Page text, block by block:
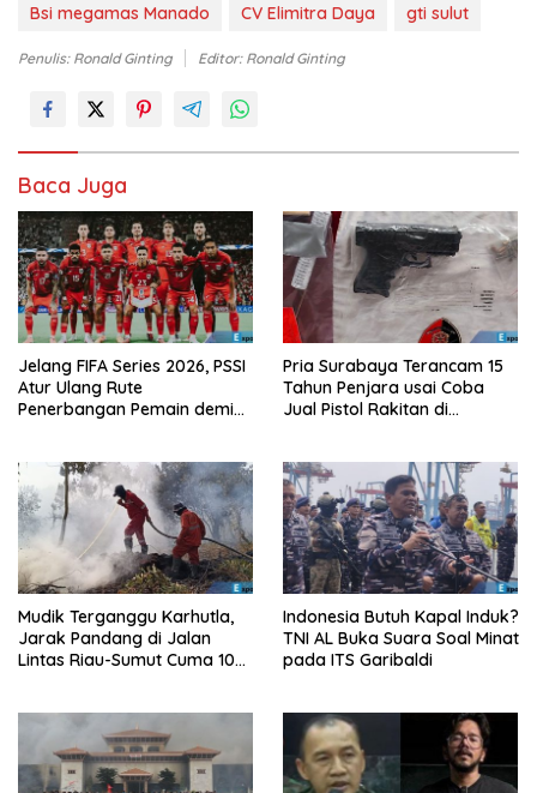
Bsi megamas Manado CV Elimitra Daya gti sulut
Penulis: Ronald Ginting Editor: Ronald Ginting
Baca Juga
Jelang FIFA Series 2026, PSSI
Atur Ulang Rute
Penerbangan Pemain demi
Pria Surabaya Terancam 15
Tahun Penjara usai Coba
Jual Pistol Rakitan di
Mudik Terganggu Karhutla,
Jarak Pandang di Jalan
Lintas Riau-Sumut Cuma 10
Indonesia Butuh Kapal Induk?
TNI AL Buka Suara Soal Minat
pada ITS Garibaldi